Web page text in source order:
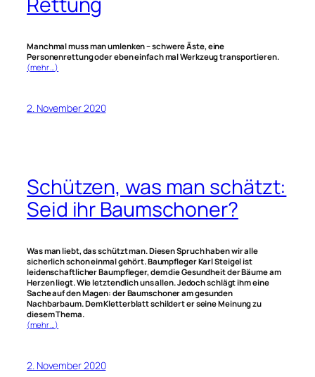
Manchmal muss man umlenken – schwere Äste, eine
Personenrettung oder eben einfach mal Werkzeug transportieren.
(mehr …)
2. November 2020
Schützen, was man schätzt:
Seid ihr Baumschoner?
Was man liebt, das schützt man. Diesen Spruch haben wir alle
sicherlich schon einmal gehört. Baumpfleger Karl Steigel ist
leidenschaftlicher Baumpfleger, dem die Gesundheit der Bäume am
Herzen liegt. Wie letztendlich uns allen. Jedoch schlägt ihm eine
Sache auf den Magen: der Baumschoner am gesunden
Nachbarbaum. Dem Kletterblatt schildert er seine Meinung zu
diesem Thema.
(mehr …)
2. November 2020